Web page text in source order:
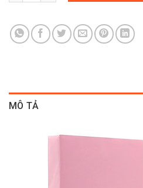
MÔ TẢ